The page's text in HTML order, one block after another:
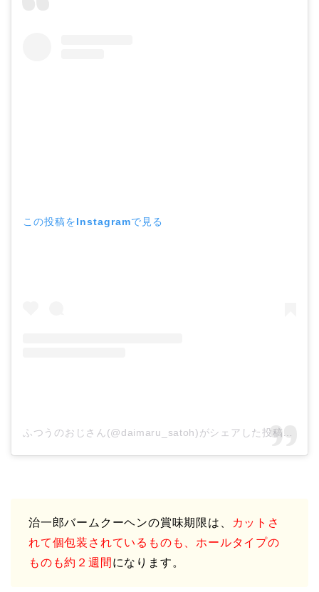
この投稿をInstagramで見る
治一郎バームクーヘンの賞味期限は、
カットさ
れて個包装されているものも、ホールタイプの
ものも約２週間 になります。